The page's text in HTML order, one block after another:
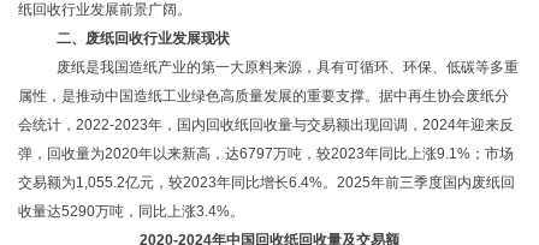
纸回收行业发展前景广阔。
二、 废纸回收行业发展现状
废纸是我国造纸产业的第一大原料来源，具有可循环、环保、低碳等多重
属性，是推动中国造纸工业绿色高质量发展的重要支撑。据中再生协会废纸分
会统计， 2022-2023年，国内回收纸回收量与交易额出现回调，2024年迎来反
弹，回收量为2020年以来新高，达6797万吨，较2023年同比上涨9.1%；市场
交易额为1,055.2亿元，较2023年同比增长6.4%。2025年前三季度国内废纸回
收量达5290万吨，同比上涨3.4%。
2020-2024年中国回收纸回收量及交易额